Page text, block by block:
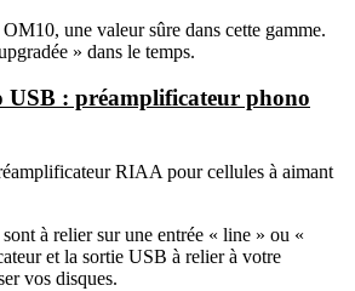
une valeur sûre dans cette gamme.
» dans le temps.
USB : préamplificateur phono
RIAA pour cellules à aimant
à relier sur une entrée « line » ou «
et la sortie USB à relier à votre
vos disques.